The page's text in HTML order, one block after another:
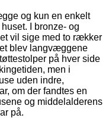
og kun en enkelt
I bronze- og
vil sige med to rækker
blev langvæggene
på hver side
men i
uden indre,
om der fandtes en
og middelalderens
på.